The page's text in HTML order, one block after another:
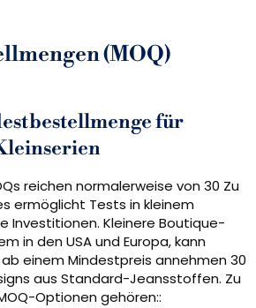
(MOQ)
für
reichen normalerweise von 30 Zu
ermöglicht Tests in kleinem
Investitionen. Kleinere Boutique-
in den USA und Europa, kann
einem Mindestpreis annehmen 30
aus Standard-Jeansstoffen. Zu
Optionen gehören::